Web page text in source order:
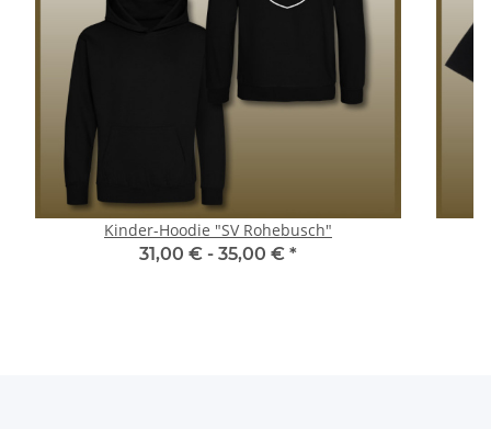
Kinder-Hoodie "SV Rohebusch"
31,00 € - 35,00 € *